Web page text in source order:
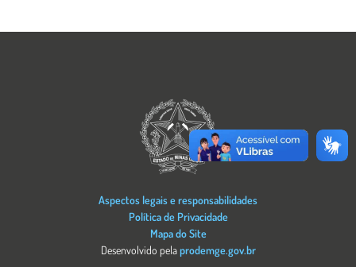
Imagem
Aspectos legais e responsabilidades
Política de Privacidade
Mapa do Site
Desenvolvido pelaprodemge.gov.br